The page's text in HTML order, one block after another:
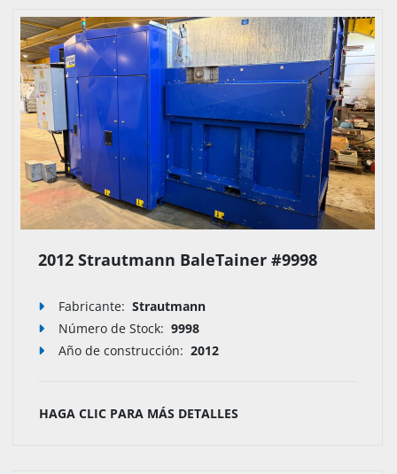
2012 Strautmann BaleTainer #9998
Fabricante: Strautmann
Número de Stock: 9998
Año de construcción: 2012
HAGA CLIC PARA MÁS DETALLES